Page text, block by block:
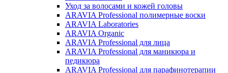
Уход за волосами и кожей головы
ARAVIA Professional полимерные воски
ARAVIA Laboratories
ARAVIA Organic
ARAVIA Professional для лица
ARAVIA Professional для маникюра и
педикюра
ARAVIA Professional для парафинотерапии